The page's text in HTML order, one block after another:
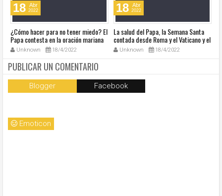
18 Abr
2022
¿Cómo hacer para no tener miedo? El
Papa contesta en la oración mariana
de este lunes en la Plaza de San
Pedro
Unknown 18/4/2022
18 Abr
2022
La salud del Papa, la Semana Santa
contada desde Roma y el Vaticano y el
resumen de noticias en audio
Unknown 18/4/2022
PUBLICAR UN COMENTARIO
Blogger Facebook
Emoticon